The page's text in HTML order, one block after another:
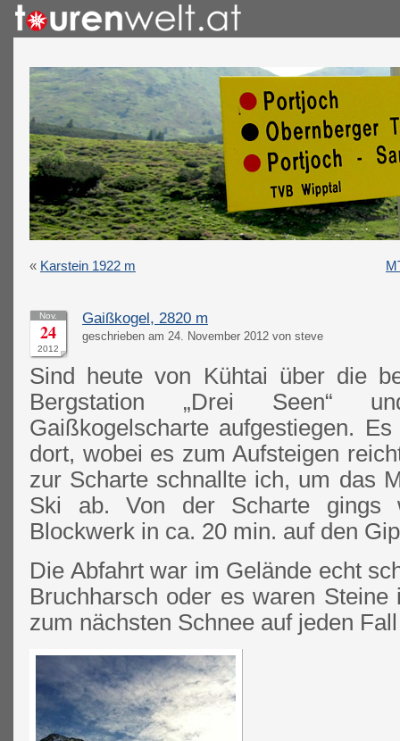
« Karstein 1922 m
Nov.
24
2012
Gaißkogel, 2820 m
geschrieben am 24. November 2012 von steve
Sind heute von Kühtai über die
Bergstation „Drei Seen“
Gaißkogelscharte aufgestiegen.
dort, wobei es zum Aufsteigen
zur Scharte schnallte ich, um das
Ski ab. Von der Scharte gings
Blockwerk in ca. 20 min. auf den
Die Abfahrt war im Gelände echt
Bruchharsch oder es waren
zum nächsten Schnee auf jeden